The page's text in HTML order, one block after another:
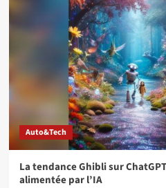
Auto&Tech
La tendance Ghibli sur
alimentée par l’IA